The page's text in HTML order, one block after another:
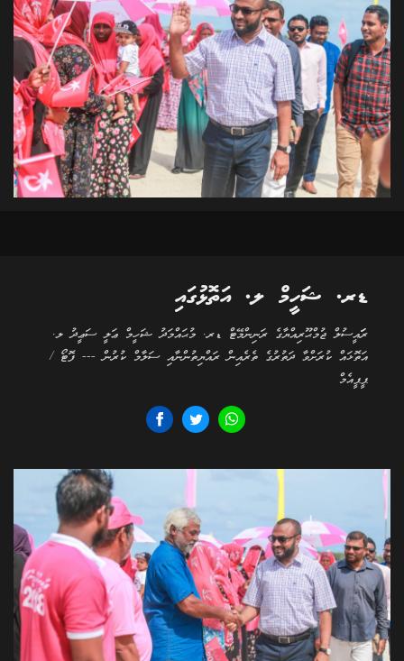
ޑރ. ޝަހީމް ލ. އަތޮޅުގައި
ރަަައީސުލް ޖުމްޙޫރިއްޔާގެ ރަނިންމޭޓް ޑރ. މުޙައްމަދު ޝަހީމް ޢަލީ ސަޢީދު ލ.
އަތޮޅައް ކުރަށްވާ ދަތުރުގެ ތެރެއިން ރައްޔިތުންނާއި ސަލާމް ކުރުން --- ފޮޓޯ /
ޕީޕީއެމް